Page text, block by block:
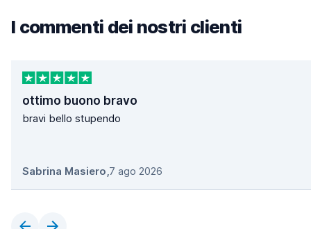
I commenti dei nostri clienti
ottimo buono bravo
bravi bello stupendo
Sabrina Masiero,7 ago 2026